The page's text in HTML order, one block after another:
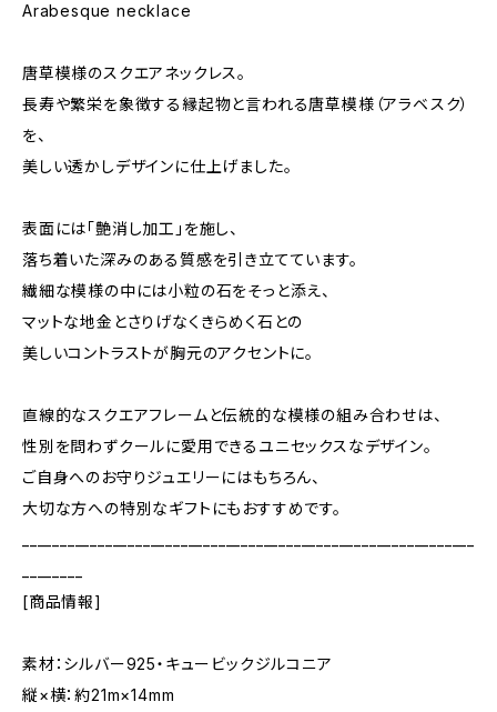
Arabesque necklace
唐草模様のスクエアネックレス。
長寿や繁栄を象徴する縁起物と言われる唐草模様（アラベスク）
を、
美しい透かしデザインに仕上げました。
表面には「艶消し加工」を施し、
落ち着いた深みのある質感を引き立てています。
繊細な模様の中には小粒の石をそっと添え、
マットな地金とさりげなくきらめく石との
美しいコントラストが胸元のアクセントに。
直線的なスクエアフレームと伝統的な模様の組み合わせは、
性別を問わずクールに愛用できるユニセックスなデザイン。
ご自身へのお守りジュエリーにはもちろん、
大切な方への特別なギフトにもおすすめです。
[商品情報]
素材：シルバー925・キュービックジルコニア
縦×横：約21m×14mm